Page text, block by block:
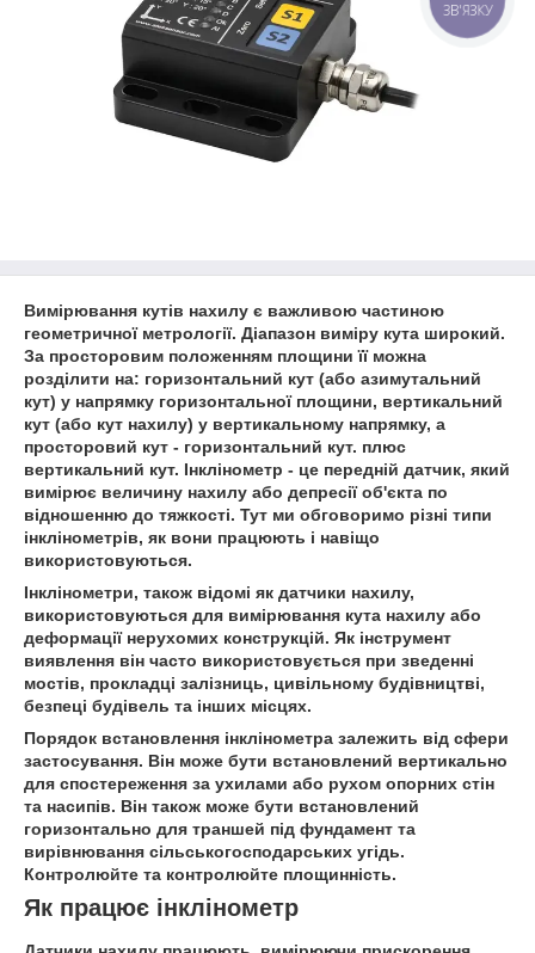
Вимірювання кутів нахилу є важливою частиною
геометричної метрології. Діапазон виміру кута широкий.
За просторовим положенням площини її можна
розділити на: горизонтальний кут (або азимутальний
кут) у напрямку горизонтальної площини, вертикальний
кут (або кут нахилу) у вертикальному напрямку, а
просторовий кут - горизонтальний кут. плюс
вертикальний кут. Інклінометр - це передній датчик, який
вимірює величину нахилу або депресії об'єкта по
відношенню до тяжкості. Тут ми обговоримо різні типи
інклінометрів, як вони працюють і навіщо
використовуються.
Інклінометри, також відомі як датчики нахилу,
використовуються для вимірювання кута нахилу або
деформації нерухомих конструкцій. Як інструмент
виявлення він часто використовується при зведенні
мостів, прокладці залізниць, цивільному будівництві,
безпеці будівель та інших місцях.
Порядок встановлення інклінометра залежить від сфери
застосування. Він може бути встановлений вертикально
для спостереження за ухилами або рухом опорних стін
та насипів. Він також може бути встановлений
горизонтально для траншей під фундамент та
вирівнювання сільськогосподарських угідь.
Контролюйте та контролюйте площинність.
Як працює інклінометр
ЗВ'ЯЗКУ